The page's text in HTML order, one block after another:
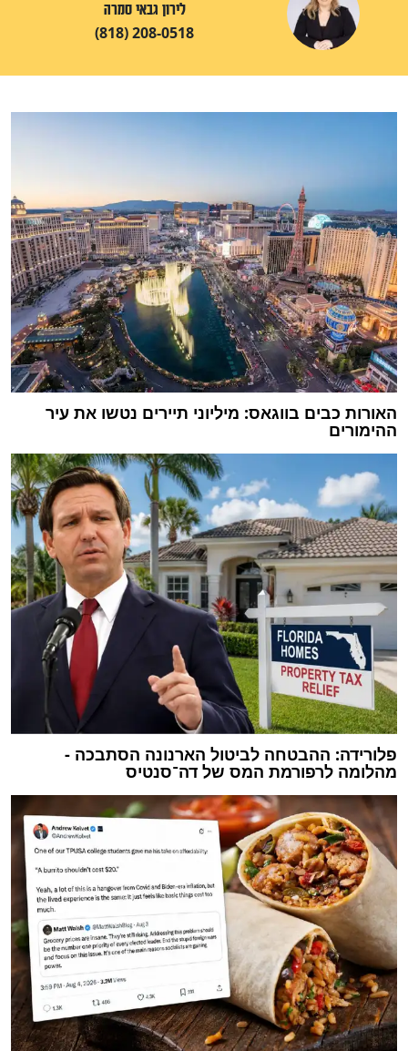
לירון גבאי סמרה
(818) 208-0518
האורות כבים בווגאס: מיליוני תיירים נטשו את עיר
ההימורים
פלורידה: ההבטחה לביטול הארנונה הסתבכה -
מהלומה לרפורמת המס של דה־סנטיס